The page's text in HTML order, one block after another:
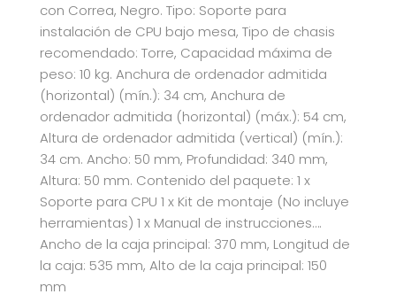
con Correa, Negro. Tipo: Soporte para
instalación de CPU bajo mesa, Tipo de chasis
recomendado: Torre, Capacidad máxima de
peso: 10 kg. Anchura de ordenador admitida
(horizontal) (mín.): 34 cm, Anchura de
ordenador admitida (horizontal) (máx.): 54 cm,
Altura de ordenador admitida (vertical) (mín.):
34 cm. Ancho: 50 mm, Profundidad: 340 mm,
Altura: 50 mm. Contenido del paquete: 1 x
Soporte para CPU 1 x Kit de montaje (No incluye
herramientas) 1 x Manual de instrucciones….
Ancho de la caja principal: 370 mm, Longitud de
la caja: 535 mm, Alto de la caja principal: 150
mm